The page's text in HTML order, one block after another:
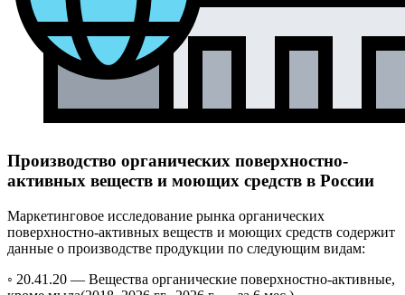
Производство органических поверхностно-
активных веществ и моющих средств в России
Маркетинговое исследование рынка органических
поверхностно-активных веществ и моющих средств содержит
данные о производстве продукции по следующим видам:
◦ 20.41.20 — Вещества органические поверхностно-активные,